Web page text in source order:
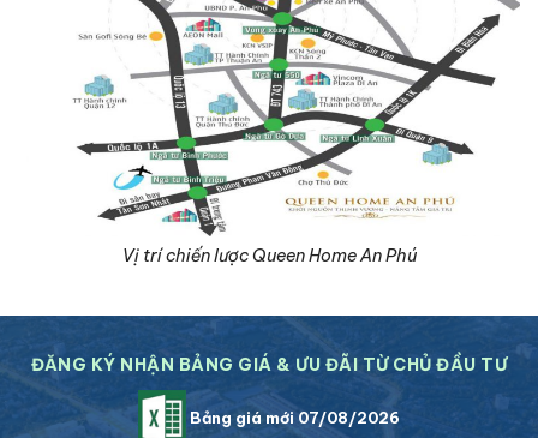
Vị trí chiến lược Queen Home An Phú
ĐĂNG KÝ NHẬN BẢNG GIÁ & ƯU ĐÃI TỪ CHỦ ĐẦU TƯ
Bảng giá mới 07/08/2026